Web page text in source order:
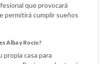
que provocará
permitirá cumplir sueños
Alba y Rocío?
propia casa para